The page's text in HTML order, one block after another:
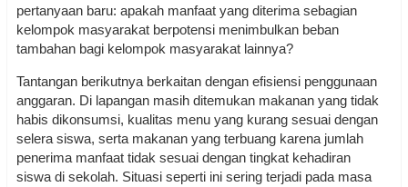
pertanyaan baru: apakah manfaat yang diterima sebagian
kelompok masyarakat berpotensi menimbulkan beban
tambahan bagi kelompok masyarakat lainnya?
Tantangan berikutnya berkaitan dengan efisiensi penggunaan
anggaran. Di lapangan masih ditemukan makanan yang tidak
habis dikonsumsi, kualitas menu yang kurang sesuai dengan
selera siswa, serta makanan yang terbuang karena jumlah
penerima manfaat tidak sesuai dengan tingkat kehadiran
siswa di sekolah. Situasi seperti ini sering terjadi pada masa